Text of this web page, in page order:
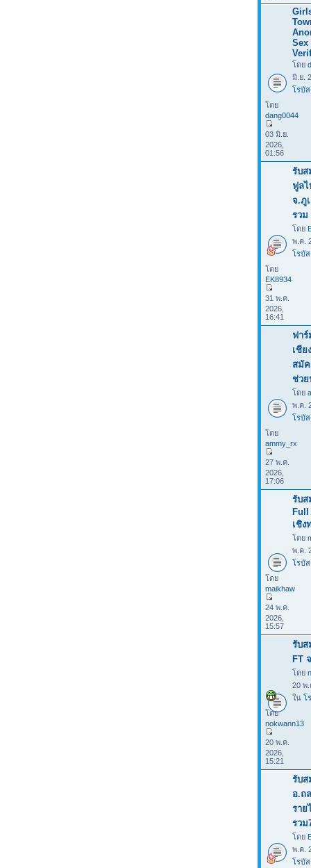
Sex
โดย
มิ.ย.
โรบั
โดย
dang0044
03 มิ.ย.
2026,
01:56
รับส
ฟูล
จ.ภู
รวม
โดย
พ.ค.
โรบั
โดย
EK8934
31 พ.ค.
2026,
16:41
ฟา
เชีย
สมัค
ช่วย
โดย
พ.ค.
โรบั
โดย
ammy_rx
27 พ.ค.
2026,
17:06
รับส
เชิง
โดย
พ.ค.
โรบั
โดย
maikhaw
24 พ.ค.
2026,
15:57
รับส
FT
โดย
20 พ.
ใน โ
โดย
nokwann13
20 พ.ค.
2026,
15:21
รับส
อ.ถ
ราย
รวม
โดย
พ.ค.
โรบั